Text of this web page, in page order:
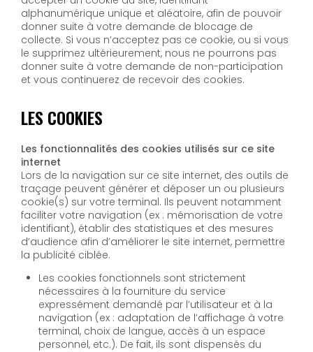
alphanumérique unique et aléatoire, afin de pouvoir
donner suite à votre demande de blocage de
collecte. Si vous n’acceptez pas ce cookie, ou si vous
le supprimez ultérieurement, nous ne pourrons pas
donner suite à votre demande de non-participation
et vous continuerez de recevoir des cookies.
LES COOKIES
Les fonctionnalités des cookies utilisés sur ce site
internet
Lors de la navigation sur ce site internet, des outils de
traçage peuvent générer et déposer un ou plusieurs
cookie(s) sur votre terminal. Ils peuvent notamment
faciliter votre navigation (ex : mémorisation de votre
identifiant), établir des statistiques et des mesures
d’audience afin d’améliorer le site internet, permettre
la publicité ciblée.
Les cookies fonctionnels sont strictement
nécessaires à la fourniture du service
expressément demandé par l’utilisateur et à la
navigation (ex : adaptation de l’affichage à votre
terminal, choix de langue, accès à un espace
personnel, etc.). De fait, ils sont dispensés du